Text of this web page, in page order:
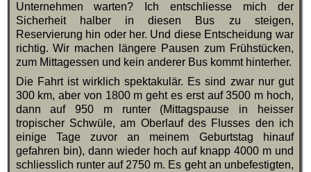
Unternehmen warten? Ich entschliesse mich der
Sicherheit halber in diesen Bus zu steigen,
Reservierung hin oder her. Und diese Entscheidung war
richtig. Wir machen längere Pausen zum Frühstücken,
zum Mittagessen und kein anderer Bus kommt hinterher.
Die Fahrt ist wirklich spektakulär. Es sind zwar nur gut
300 km, aber von 1800 m geht es erst auf 3500 m hoch,
dann auf 950 m runter (Mittagspause in heisser
tropischer Schwüle, am Oberlauf des Flusses den ich
einige Tage zuvor an meinem Geburtstag hinauf
gefahren bin), dann wieder hoch auf knapp 4000 m und
schliesslich runter auf 2750 m. Es geht an unbefestigten,